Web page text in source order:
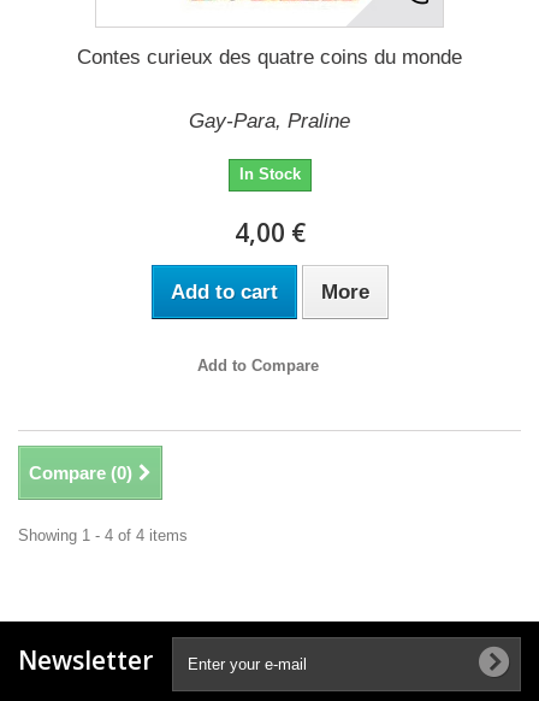
Contes curieux des quatre coins du monde
Gay-Para, Praline
In Stock
4,00 €
Add to cart More
Add to Compare
Compare (0)
Showing 1 - 4 of 4 items
Newsletter